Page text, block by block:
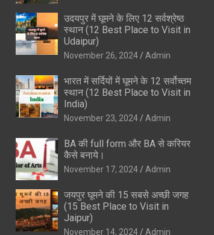
उदयपुर में घूमने के लिए 12 सर्वश्रेष्ठ
स्थान (12 Best Place to Visit in
Udaipur)
November 26, 2024 Admin
भारत में सर्दियों में घूमने के 12 सर्वोच्तम
स्थान (12 Best Place to Visit in
India)
November 23, 2024 Admin
BA की full form और BA से करियर
कैसे बनाये।
November 17, 2024 Admin
जयपुर घूमने की 15 सबसे अच्छी जगह
(15 Best Place to Visit in
Jaipur)
November 14, 2024 Admin